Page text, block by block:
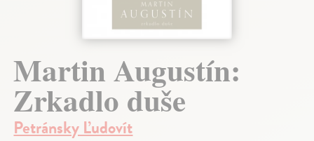
Martin Augustín:
Zrkadlo duše
Petránsky Ľudovít